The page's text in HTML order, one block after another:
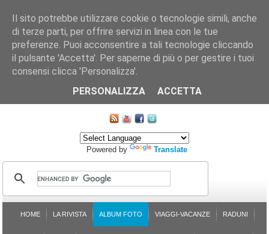
CHI SIAMO LE SEZIONI ASSICURGRANDA
ISCRIZIONE L'AVVOCATO RISPONDE SONDAGGI
Powered by Translate
HOME LA RIVISTA ALBUM FOTO VIAGGI-VACANZE RADUNI
Il sito potrebbe utilizzare cookie o tecnologie simili, anche
di terze parti, per offrire servizi in linea con le tue
preferenze. Puoi acconsentire a tali tecnologie cliccando
il pulsante 'Accetta'. Per saperne di più o per gestire i tuoi
consensi clicca 'Personalizza'.
PERSONALIZZA
ACCETTA